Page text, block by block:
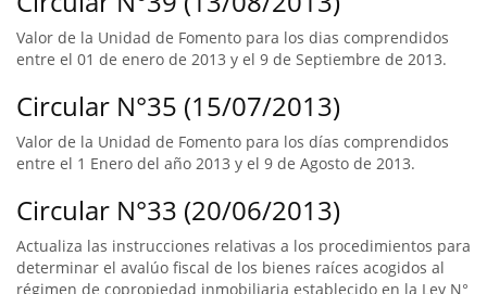
Valor de la Unidad de Fomento para los dias comprendidos
entre el 01 de enero de 2013 y el 9 de Septiembre de 2013.
Circular N°35 (15/07/2013)
Valor de la Unidad de Fomento para los días comprendidos
entre el 1 Enero del año 2013 y el 9 de Agosto de 2013.
Circular N°33 (20/06/2013)
Actualiza las instrucciones relativas a los procedimientos para
determinar el avalúo fiscal de los bienes raíces acogidos al
régimen de copropiedad inmobiliaria establecido en la Ley N°